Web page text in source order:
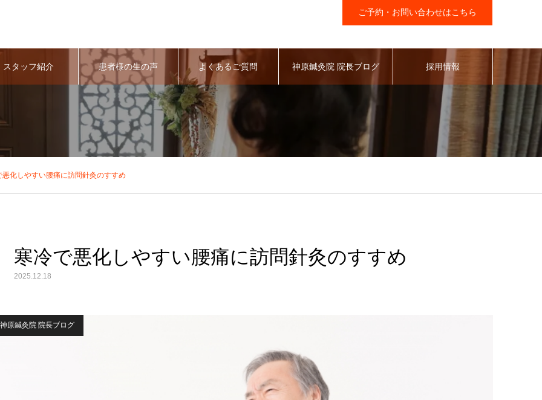
ご予約・お問い合わせはこちら
スタッフ紹介 患者様の生の声 よくあるご質問 神原鍼灸院 院長ブログ 採用情報
悪化しやすい腰痛に訪問針灸のすすめ
寒冷で悪化しやすい腰痛に訪問針灸のすすめ
2025.12.18
神原鍼灸院 院長ブログ